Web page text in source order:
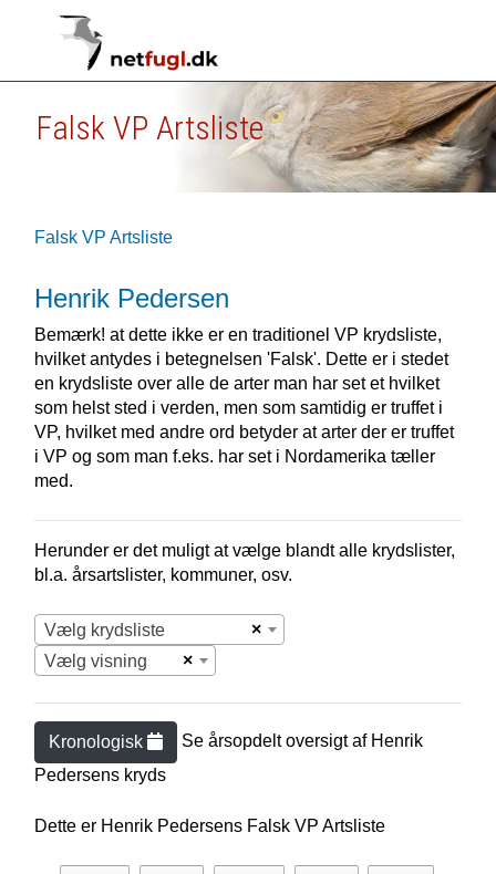
Falsk VP Artsliste
Falsk VP Artsliste
Henrik Pedersen
Bemærk! at dette ikke er en traditionel VP krydsliste,
hvilket antydes i betegnelsen 'Falsk'. Dette er i stedet
en krydsliste over alle de arter man har set et hvilket
som helst sted i verden, men som samtidig er truffet i
VP, hvilket med andre ord betyder at arter der er truffet
i VP og som man f.eks. har set i Nordamerika tæller
med.
Herunder er det muligt at vælge blandt alle krydslister,
bl.a. årsartslister, kommuner, osv.
×
Vælg krydsliste
×
Vælg visning
Kronologisk Se årsopdelt oversigt af Henrik
Pedersens kryds
Dette er Henrik Pedersens Falsk VP Artsliste